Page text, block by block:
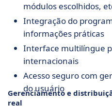
módulos escolhidos,
Integração do
informações práticas
Interface multilíngue
internacionais
Acesso seguro com
do usuário
Gerenciamento e
real